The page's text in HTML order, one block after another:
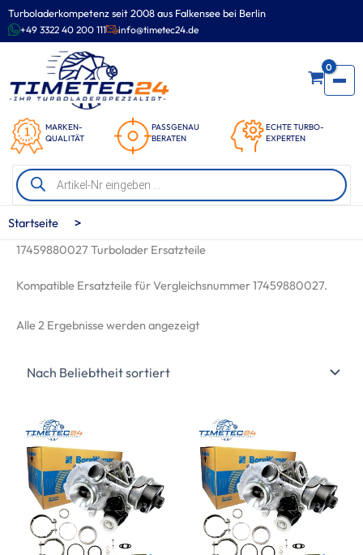
Turboladerkompetenz seit 2008 aus Falkensee bei Berlin
+49 3322 40 200 111 info@timetec24.de
MARKEN-
QUALITÄT
PASSGENAU
BERATEN
ECHTE TURBO-
EXPERTEN
0
Products
search
Zum
Inhalt
springen
Startseite >
17459880027 Turbolader Ersatzteile
Kompatible Ersatzteile für Vergleichsnummer 17459880027.
Alle 2 Ergebnisse werden angezeigtNach